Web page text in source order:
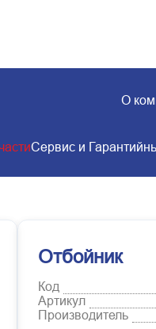
О
Сервис и
Отбойник
Код
Артикул
Производитель